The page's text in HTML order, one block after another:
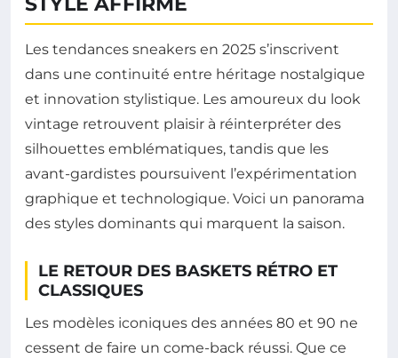
Les tendances sneakers en 2025 s’inscrivent
dans une continuité entre héritage nostalgique
et innovation stylistique. Les amoureux du look
vintage retrouvent plaisir à réinterpréter des
silhouettes emblématiques, tandis que les
avant-gardistes poursuivent l’expérimentation
graphique et technologique. Voici un panorama
des styles dominants qui marquent la saison.
LE RETOUR DES BASKETS RÉTRO ET
CLASSIQUES
Les modèles iconiques des années 80 et 90 ne
cessent de faire un come-back réussi. Que ce